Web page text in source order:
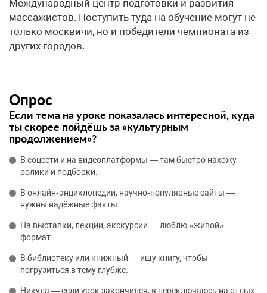
Международный центр подготовки и развития
массажистов. Поступить туда на обучение могут не
только москвичи, но и победители чемпионата из
других городов.
Опрос
Если тема на уроке показалась интересной, куда
ты скорее пойдёшь за «культурным
продолжением»?
В соцсети и на видеоплатформы — там быстро нахожу
ролики и подборки.
В онлайн‑энциклопедии, научно‑популярные сайты —
нужны надёжные факты.
На выставки, лекции, экскурсии — люблю «живой»
формат.
В библиотеку или книжный — ищу книгу, чтобы
погрузиться в тему глубже.
Никуда — если урок закончился, я переключаюсь на отдых.